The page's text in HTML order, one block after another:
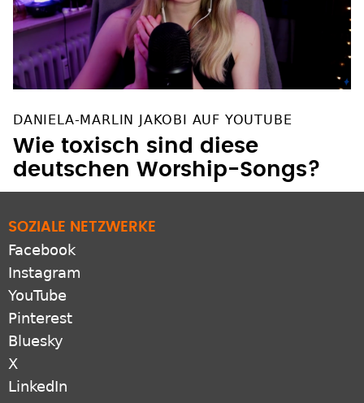
DANIELA-MARLIN JAKOBI AUF YOUTUBE
Wie toxisch sind diese
deutschen Worship-Songs?
SOZIALE NETZWERKE
Facebook
Instagram
YouTube
Pinterest
Bluesky
X
LinkedIn